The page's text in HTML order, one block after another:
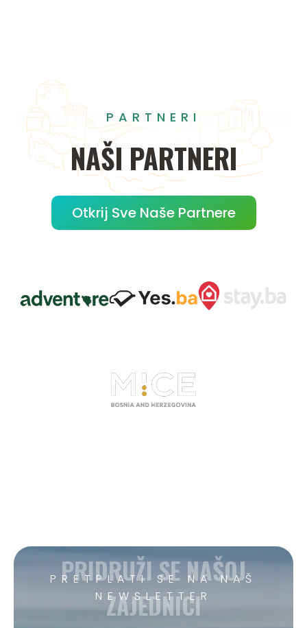
PARTNERI
NAŠI PARTNERI
Otkrij Sve Naše Partnere
PRETPLATI SE NA NAŠ
NEWSLETTER
PRIDRUŽI SE NAŠOJ
ZAJEDNICI